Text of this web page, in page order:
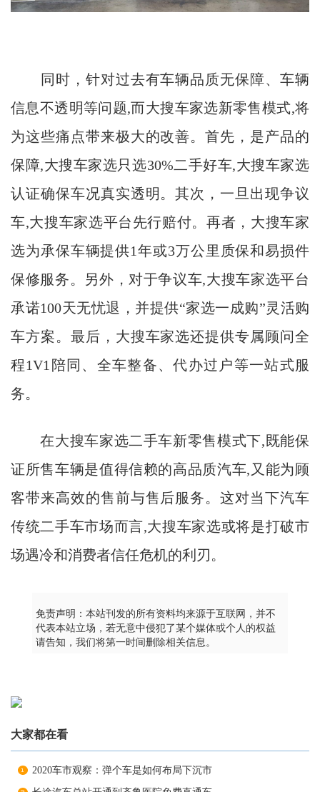
同时，针对过去有车辆品质无保障、车辆
信息不透明等问题,而大搜车家选新零售模式,将
为这些痛点带来极大的改善。首先，是产品的
保障,大搜车家选只选30%二手好车,大搜车家选
认证确保车况真实透明。其次，一旦出现争议
车,大搜车家选平台先行赔付。再者，大搜车家
选为承保车辆提供1年或3万公里质保和易损件
保修服务。另外，对于争议车,大搜车家选平台
承诺100天无忧退，并提供“家选一成购”灵活购
车方案。最后，大搜车家选还提供专属顾问全
程1V1陪同、全车整备、代办过户等一站式服
务。
在大搜车家选二手车新零售模式下,既能保
证所售车辆是值得信赖的高品质汽车,又能为顾
客带来高效的售前与售后服务。这对当下汽车
传统二手车市场而言,大搜车家选或将是打破市
场遇冷和消费者信任危机的利刃。
免责声明：本站刊发的所有资料均来源于互联网，并不
代表本站立场，若无意中侵犯了某个媒体或个人的权益
请告知，我们将第一时间删除相关信息。
大家都在看
2020车市观察：弹个车是如何布局下沉市